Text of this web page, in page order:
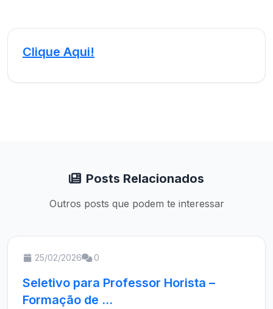
Clique Aqui!
Posts Relacionados
Outros posts que podem te interessar
25/02/2026 0
Seletivo para Professor Horista –
Formação de ...